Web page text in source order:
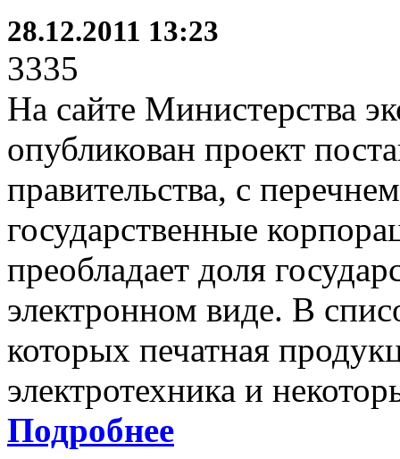
28.12.2011 13:23
3335
На сайте Министерства
опубликован проект
правительства, с
государственные
преобладает доля
электронном виде. В
которых печатная
электротехника и
Подробнее